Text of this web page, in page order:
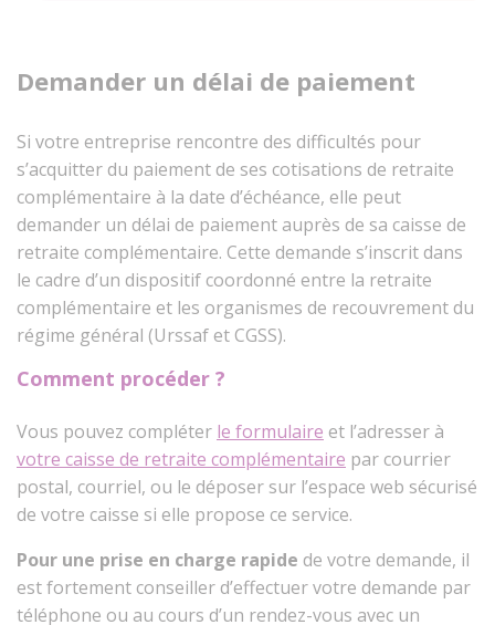
Demander un délai de paiement
Si votre entreprise rencontre des difficultés pour
s’acquitter du paiement de ses cotisations de retraite
complémentaire à la date d’échéance, elle peut
demander un délai de paiement auprès de sa caisse de
retraite complémentaire. Cette demande s’inscrit dans
le cadre d’un dispositif coordonné entre la retraite
complémentaire et les organismes de recouvrement du
régime général (Urssaf et CGSS).
Comment procéder ?
Vous pouvez compléter le formulaire et l’adresser à
votre caisse de retraite complémentaire par courrier
postal, courriel, ou le déposer sur l’espace web sécurisé
de votre caisse si elle propose ce service.
Pour une prise en charge rapide de votre demande, il
est fortement conseiller d’effectuer votre demande par
téléphone ou au cours d’un rendez-vous avec un